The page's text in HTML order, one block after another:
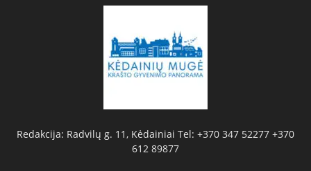
Redakcija: Radvilų g. 11, Kėdainiai Tel: +370 347 52277 +370
612 89877